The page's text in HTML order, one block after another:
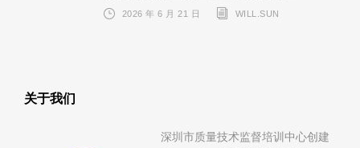
2026 年 6 月 21 日 WILL.SUN
关于我们
深圳市质量技术监督培训中心创建